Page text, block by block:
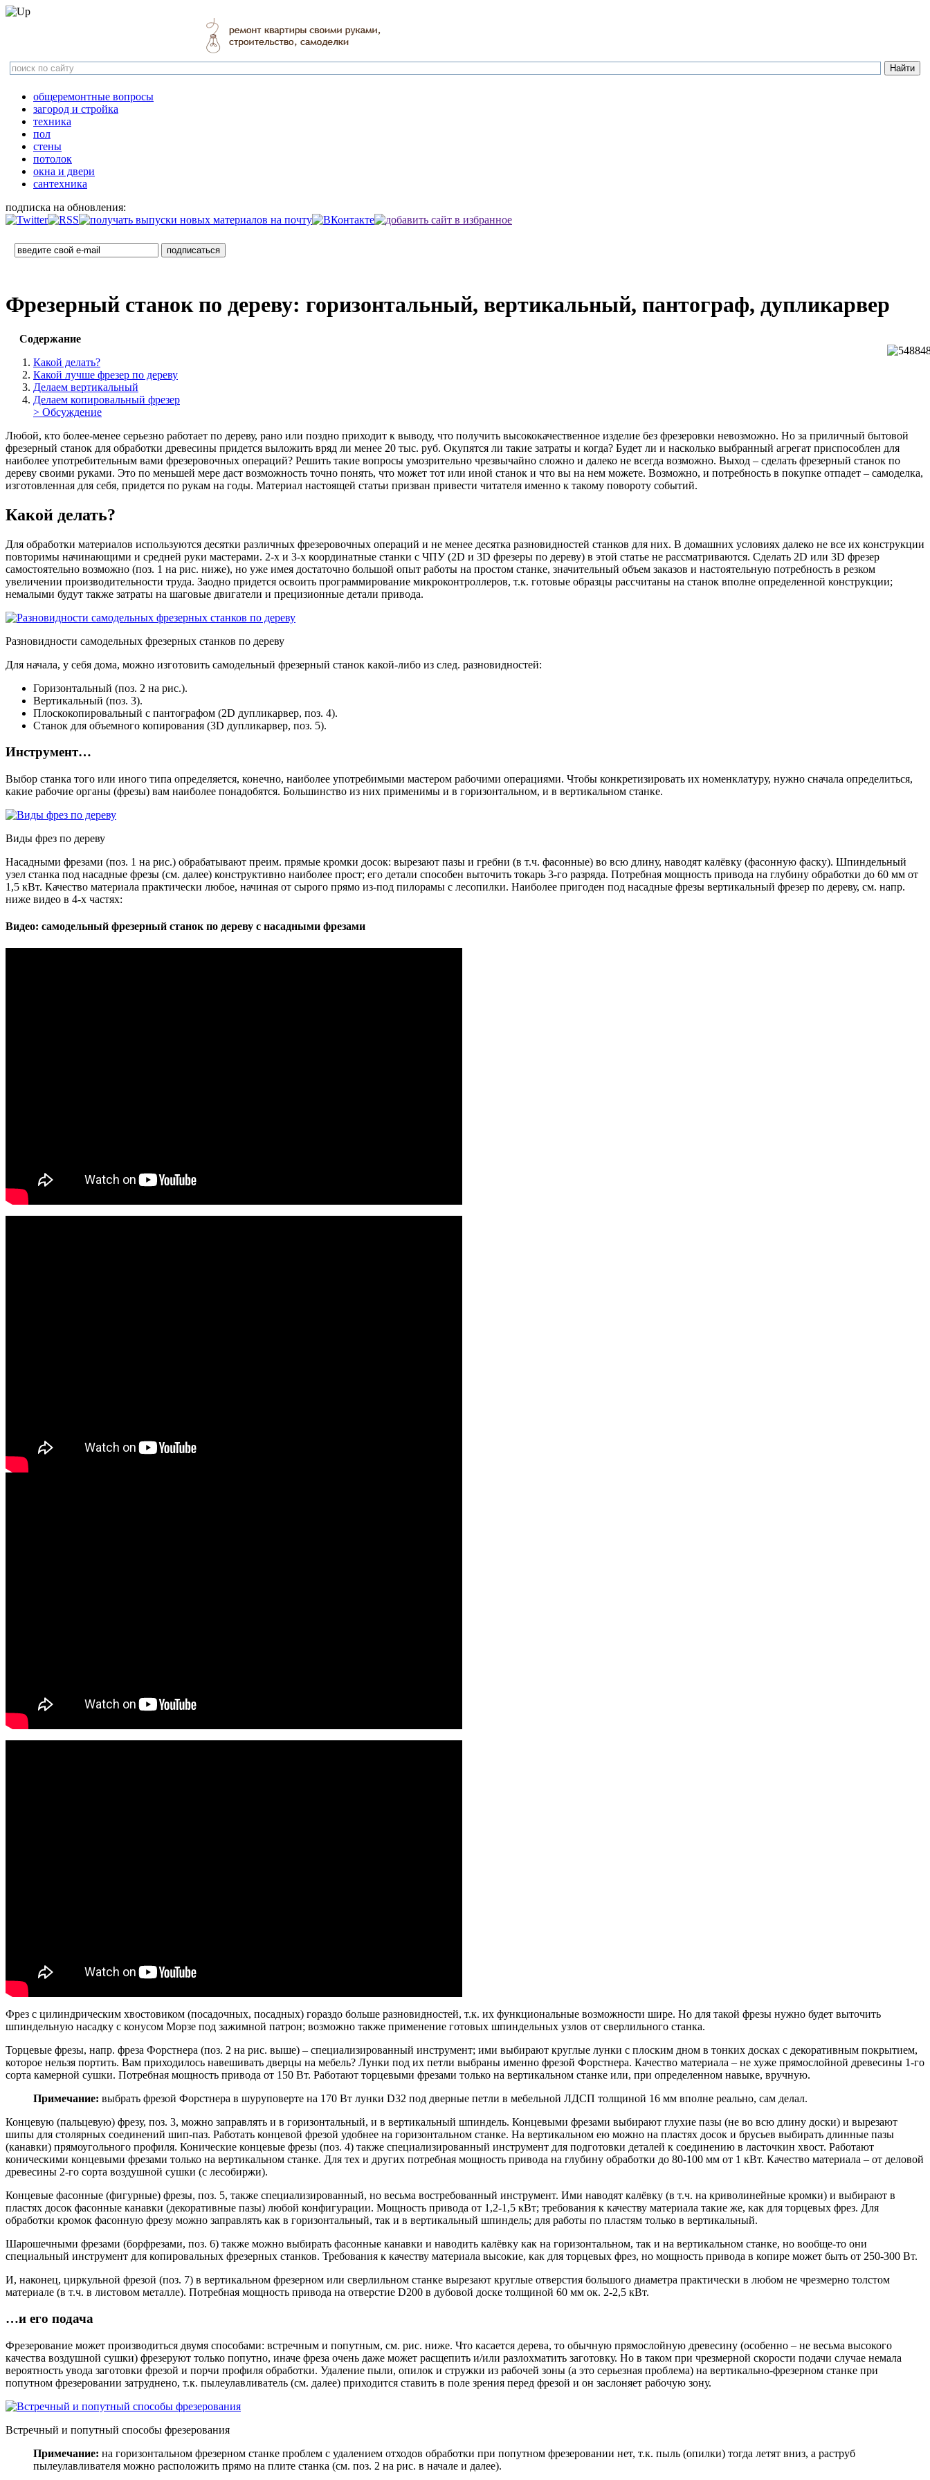
общеремонтные вопросы
загород и стройка
техника
пол
стены
потолок
окна и двери
сантехника
подписка на обновления:
Фрезерный станок по дереву: горизонтальный, вертикальный, пантограф, дупликарвер
Содержание
Какой делать?
Какой лучше фрезер по дереву
Делаем вертикальный
Делаем копировальный фрезер
> Обсуждение
Любой, кто более-менее серьезно работает по дереву, рано или поздно приходит к выводу, что получить высококачественное изделие без фрезеровки невозможно. Но за приличный бытовой
фрезерный станок для обработки древесины придется выложить вряд ли менее 20 тыс. руб. Окупятся ли такие затраты и когда? Будет ли и насколько выбранный агрегат приспособлен для
наиболее употребительным вами фрезеровочных операций? Решить такие вопросы умозрительно чрезвычайно сложно и далеко не всегда возможно. Выход – сделать фрезерный станок по
дереву своими руками. Это по меньшей мере даст возможность точно понять, что может тот или иной станок и что вы на нем можете. Возможно, и потребность в покупке отпадет – самоделка,
изготовленная для себя, придется по рукам на годы. Материал настоящей статьи призван привести читателя именно к такому повороту событий.
Какой делать?
Для обработки материалов используются десятки различных фрезеровочных операций и не менее десятка разновидностей станков для них. В домашних условиях далеко не все их конструкции
повторимы начинающими и средней руки мастерами. 2-х и 3-х координатные станки с ЧПУ (2D и 3D фрезеры по дереву) в этой статье не рассматриваются. Сделать 2D или 3D фрезер
самостоятельно возможно (поз. 1 на рис. ниже), но уже имея достаточно большой опыт работы на простом станке, значительный объем заказов и настоятельную потребность в резком
увеличении производительности труда. Заодно придется освоить программирование микроконтроллеров, т.к. готовые образцы рассчитаны на станок вполне определенной конструкции;
немалыми будут также затраты на шаговые двигатели и прецизионные детали привода.
Разновидности самодельных фрезерных станков по дереву
Для начала, у себя дома, можно изготовить самодельный фрезерный станок какой-либо из след. разновидностей:
Горизонтальный (поз. 2 на рис.).
Вертикальный (поз. 3).
Плоскокопировальный с пантографом (2D дупликарвер, поз. 4).
Станок для объемного копирования (3D дупликарвер, поз. 5).
Инструмент…
Выбор станка того или иного типа определяется, конечно, наиболее употребимыми мастером рабочими операциями. Чтобы конкретизировать их номенклатуру, нужно сначала определиться,
какие рабочие органы (фрезы) вам наиболее понадобятся. Большинство из них применимы и в горизонтальном, и в вертикальном станке.
Виды фрез по дереву
Насадными фрезами (поз. 1 на рис.) обрабатывают преим. прямые кромки досок: вырезают пазы и гребни (в т.ч. фасонные) во всю длину, наводят калёвку (фасонную фаску). Шпиндельный
узел станка под насадные фрезы (см. далее) конструктивно наиболее прост; его детали способен выточить токарь 3-го разряда. Потребная мощность привода на глубину обработки до 60 мм от
1,5 кВт. Качество материала практически любое, начиная от сырого прямо из-под пилорамы с лесопилки. Наиболее пригоден под насадные фрезы вертикальный фрезер по дереву, см. напр.
ниже видео в 4-х частях:
Видео: самодельный фрезерный станок по дереву с насадными фрезами
Фрез с цилиндрическим хвостовиком (посадочных, посадных) гораздо больше разновидностей, т.к. их функциональные возможности шире. Но для такой фрезы нужно будет выточить
шпиндельную насадку с конусом Морзе под зажимной патрон; возможно также применение готовых шпиндельных узлов от сверлильного станка.
Торцевые фрезы, напр. фреза Форстнера (поз. 2 на рис. выше) – специализированный инструмент; ими выбирают круглые лунки с плоским дном в тонких досках с декоративным покрытием,
которое нельзя портить. Вам приходилось навешивать дверцы на мебель? Лунки под их петли выбраны именно фрезой Форстнера. Качество материала – не хуже прямослойной древесины 1-го
сорта камерной сушки. Потребная мощность привода от 150 Вт. Работают торцевыми фрезами только на вертикальном станке или, при определенном навыке, вручную.
Примечание: выбрать фрезой Форстнера в шуруповерте на 170 Вт лунки D32 под дверные петли в мебельной ЛДСП толщиной 16 мм вполне реально, сам делал.
Концевую (пальцевую) фрезу, поз. 3, можно заправлять и в горизонтальный, и в вертикальный шпиндель. Концевыми фрезами выбирают глухие пазы (не во всю длину доски) и вырезают
шипы для столярных соединений шип-паз. Работать концевой фрезой удобнее на горизонтальном станке. На вертикальном ею можно на пластях досок и брусьев выбирать длинные пазы
(канавки) прямоугольного профиля. Конические концевые фрезы (поз. 4) также специализированный инструмент для подготовки деталей к соединению в ласточкин хвост. Работают
коническими концевыми фрезами только на вертикальном станке. Для тех и других потребная мощность привода на глубину обработки до 80-100 мм от 1 кВт. Качество материала – от деловой
древесины 2-го сорта воздушной сушки (с лесобиржи).
Концевые фасонные (фигурные) фрезы, поз. 5, также специализированный, но весьма востребованный инструмент. Ими наводят калёвку (в т.ч. на криволинейные кромки) и выбирают в
пластях досок фасонные канавки (декоративные пазы) любой конфигурации. Мощность привода от 1,2-1,5 кВт; требования к качеству материала такие же, как для торцевых фрез. Для
обработки кромок фасонную фрезу можно заправлять как в горизонтальный, так и в вертикальный шпиндель; для работы по пластям только в вертикальный.
Шарошечными фрезами (борфрезами, поз. 6) также можно выбирать фасонные канавки и наводить калёвку как на горизонтальном, так и на вертикальном станке, но вообще-то они
специальный инструмент для копировальных фрезерных станков. Требования к качеству материала высокие, как для торцевых фрез, но мощность привода в копире может быть от 250-300 Вт.
И, наконец, циркульной фрезой (поз. 7) в вертикальном фрезерном или сверлильном станке вырезают круглые отверстия большого диаметра практически в любом не чрезмерно толстом
материале (в т.ч. в листовом металле). Потребная мощность привода на отверстие D200 в дубовой доске толщиной 60 мм ок. 2-2,5 кВт.
…и его подача
Фрезерование может производиться двумя способами: встречным и попутным, см. рис. ниже. Что касается дерева, то обычную прямослойную древесину (особенно – не весьма высокого
качества воздушной сушки) фрезеруют только попутно, иначе фреза очень даже может расщепить и/или разлохматить заготовку. Но в таком при чрезмерной скорости подачи случае немала
вероятность увода заготовки фрезой и порчи профиля обработки. Удаление пыли, опилок и стружки из рабочей зоны (а это серьезная проблема) на вертикально-фрезерном станке при
попутном фрезеровании затруднено, т.к. пылеулавливатель (см. далее) приходится ставить в поле зрения перед фрезой и он заслоняет рабочую зону.
Встречный и попутный способы фрезерования
Примечание: на горизонтальном фрезерном станке проблем с удалением отходов обработки при попутном фрезеровании нет, т.к. пыль (опилки) тогда летят вниз, а раструб
пылеулавливателя можно расположить прямо на плите станка (см. поз. 2 на рис. в начале и далее).